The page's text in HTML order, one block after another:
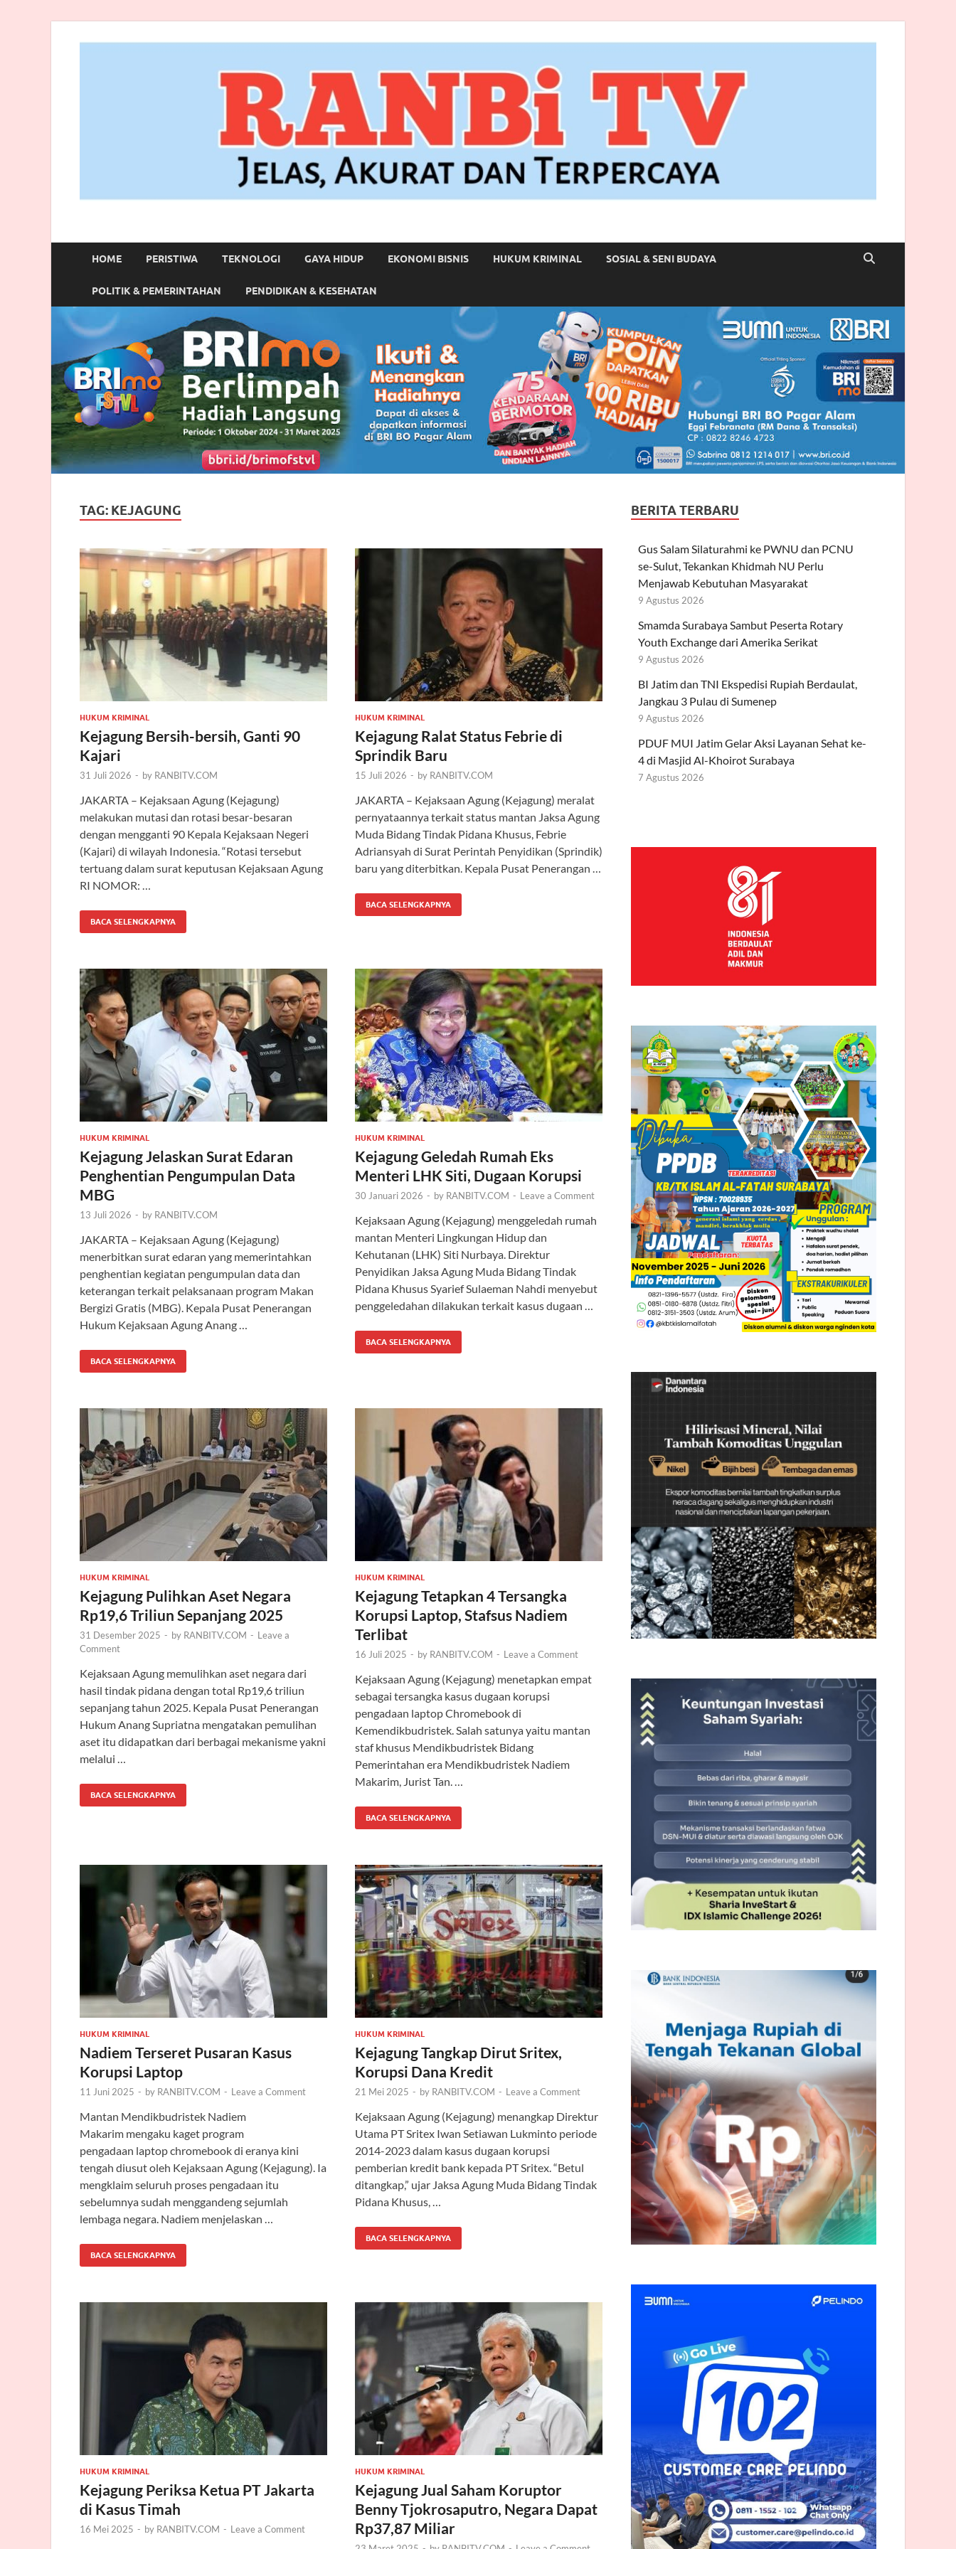
RANBITV.COM
HOME PERISTIWA TEKNOLOGI GAYA HIDUP EKONOMI BISNIS HUKUM KRIMINAL SOSIAL & SENI BUDAYA
POLITIK & PEMERINTAHAN PENDIDIKAN & KESEHATAN
TAG: KEJAGUNG
HUKUM KRIMINAL
Kejagung Bersih-bersih, Ganti 90
Kajari
31 Juli 2026 - by RANBITV.COM
JAKARTA – Kejaksaan Agung (Kejagung)
melakukan mutasi dan rotasi besar-besaran
dengan mengganti 90 Kepala Kejaksaan Negeri
(Kajari) di wilayah Indonesia. “Rotasi tersebut
tertuang dalam surat keputusan Kejaksaan Agung
RI NOMOR: …
BACA SELENGKAPNYA
HUKUM KRIMINAL
Kejagung Ralat Status Febrie di
Sprindik Baru
15 Juli 2026 - by RANBITV.COM
JAKARTA – Kejaksaan Agung (Kejagung) meralat
pernyataannya terkait status mantan Jaksa Agung
Muda Bidang Tindak Pidana Khusus, Febrie
Adriansyah di Surat Perintah Penyidikan (Sprindik)
baru yang diterbitkan. Kepala Pusat Penerangan …
BACA SELENGKAPNYA
HUKUM KRIMINAL
Kejagung Jelaskan Surat Edaran
Penghentian Pengumpulan Data
MBG
13 Juli 2026 - by RANBITV.COM
JAKARTA – Kejaksaan Agung (Kejagung)
menerbitkan surat edaran yang memerintahkan
penghentian kegiatan pengumpulan data dan
keterangan terkait pelaksanaan program Makan
Bergizi Gratis (MBG). Kepala Pusat Penerangan
Hukum Kejaksaan Agung Anang …
BACA SELENGKAPNYA
HUKUM KRIMINAL
Kejagung Geledah Rumah Eks
Menteri LHK Siti, Dugaan Korupsi
30 Januari 2026 - by RANBITV.COM - Leave a Comment
Kejaksaan Agung (Kejagung) menggeledah rumah
mantan Menteri Lingkungan Hidup dan
Kehutanan (LHK) Siti Nurbaya. Direktur
Penyidikan Jaksa Agung Muda Bidang Tindak
Pidana Khusus Syarief Sulaeman Nahdi menyebut
penggeledahan dilakukan terkait kasus dugaan …
BACA SELENGKAPNYA
HUKUM KRIMINAL
Kejagung Pulihkan Aset Negara
Rp19,6 Triliun Sepanjang 2025
31 Desember 2025 - by RANBITV.COM - Leave a
Comment
Kejaksaan Agung memulihkan aset negara dari
hasil tindak pidana dengan total Rp19,6 triliun
sepanjang tahun 2025. Kepala Pusat Penerangan
Hukum Anang Supriatna mengatakan pemulihan
aset itu didapatkan dari berbagai mekanisme yakni
melalui …
BACA SELENGKAPNYA
HUKUM KRIMINAL
Kejagung Tetapkan 4 Tersangka
Korupsi Laptop, Stafsus Nadiem
Terlibat
16 Juli 2025 - by RANBITV.COM - Leave a Comment
Kejaksaan Agung (Kejagung) menetapkan empat
sebagai tersangka kasus dugaan korupsi
pengadaan laptop Chromebook di
Kemendikbudristek. Salah satunya yaitu mantan
staf khusus Mendikbudristek Bidang
Pemerintahan era Mendikbudristek Nadiem
Makarim, Jurist Tan. …
BACA SELENGKAPNYA
HUKUM KRIMINAL
Nadiem Terseret Pusaran Kasus
Korupsi Laptop
11 Juni 2025 - by RANBITV.COM - Leave a Comment
Mantan Mendikbudristek Nadiem
Makarim mengaku kaget program
pengadaan laptop chromebook di eranya kini
tengah diusut oleh Kejaksaan Agung (Kejagung). Ia
mengklaim seluruh proses pengadaan itu
sebelumnya sudah menggandeng sejumlah
lembaga negara. Nadiem menjelaskan …
BACA SELENGKAPNYA
HUKUM KRIMINAL
Kejagung Tangkap Dirut Sritex,
Korupsi Dana Kredit
21 Mei 2025 - by RANBITV.COM - Leave a Comment
Kejaksaan Agung (Kejagung) menangkap Direktur
Utama PT Sritex Iwan Setiawan Lukminto periode
2014-2023 dalam kasus dugaan korupsi
pemberian kredit bank kepada PT Sritex. “Betul
ditangkap,” ujar Jaksa Agung Muda Bidang Tindak
Pidana Khusus, …
BACA SELENGKAPNYA
HUKUM KRIMINAL
Kejagung Periksa Ketua PT Jakarta
di Kasus Timah
16 Mei 2025 - by RANBITV.COM - Leave a Comment
HUKUM KRIMINAL
Kejagung Jual Saham Koruptor
Benny Tjokrosaputro, Negara Dapat
Rp37,87 Miliar
BERITA TERBARU
Gus Salam Silaturahmi ke PWNU dan PCNU
se-Sulut, Tekankan Khidmah NU Perlu
Menjawab Kebutuhan Masyarakat
9 Agustus 2026
Smamda Surabaya Sambut Peserta Rotary
Youth Exchange dari Amerika Serikat
9 Agustus 2026
BI Jatim dan TNI Ekspedisi Rupiah Berdaulat,
Jangkau 3 Pulau di Sumenep
9 Agustus 2026
PDUF MUI Jatim Gelar Aksi Layanan Sehat ke-
4 di Masjid Al-Khoirot Surabaya
7 Agustus 2026